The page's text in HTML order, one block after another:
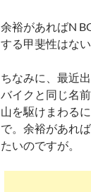
余裕があればN
する甲斐性はな
ちなみに、最近
バイクと同じ名
山を駆けまわる
で。余裕があれ
たいのですが。